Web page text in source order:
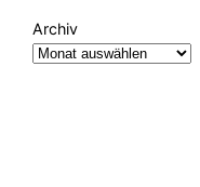
Archiv